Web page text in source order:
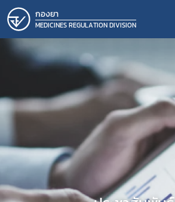
กองยา
MEDICINES REGULATION DIVISION